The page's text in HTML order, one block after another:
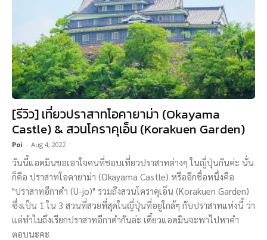
[รีวิว] เที่ยวปราสาทโอคายาม่า (Okayama
Castle) & สวนโคราคุเอ็น (Korakuen Garden)
Poi - Aug 4, 2022
วันนี้แอดมินขอเอาใจคนที่ชอบเที่ยวปราสาทต่างๆ ในญี่ปุ่นกันค่ะ นั่น
ก็คือ ปราสาทโอคายาม่า (Okayama Castle) หรืออีกชื่อหนึ่งคือ
"ปราสาทอีกาดำ (U-jo)" รวมถึงสวนโคราคุเอ็น (Korakuen Garden)
ซึ่งเป็น 1 ใน 3 สวนที่สวยที่สุดในญี่ปุ่นที่อยู่ใกล้ๆ กับปราสาทแห่งนี้ ว่า
แต่ทำไมถึงเรียกปราสาทอีกาดำกันล่ะ เดี๋ยวแอดมินจะพาไปหาคำ
ตอบนะคะ